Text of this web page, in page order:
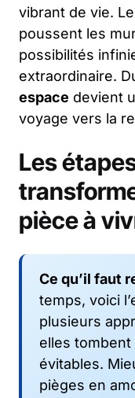
vibrant de vie.
poussent les
possibilités
extraordinaire.
espace devient
voyage vers la
Les
pièce à
Ce qu’il faut
temps, voici
plusieurs
elles tombent
évitables.
pièges en